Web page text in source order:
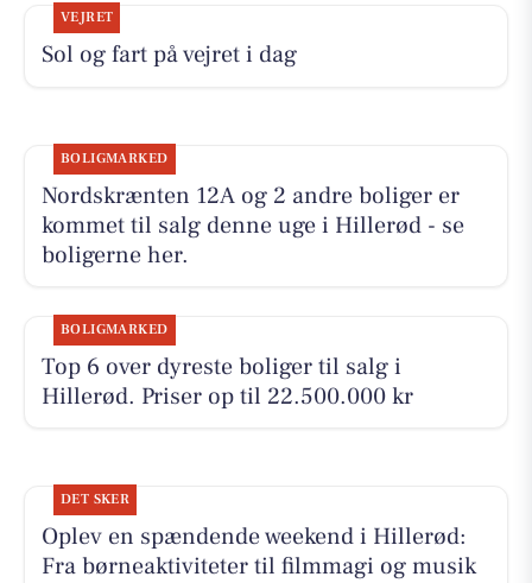
VEJRET
Sol og fart på vejret i dag
BOLIGMARKED
Nordskrænten 12A og 2 andre boliger er
kommet til salg denne uge i Hillerød - se
boligerne her.
BOLIGMARKED
Top 6 over dyreste boliger til salg i
Hillerød. Priser op til 22.500.000 kr
DET SKER
Oplev en spændende weekend i Hillerød:
Fra børneaktiviteter til filmmagi og musik